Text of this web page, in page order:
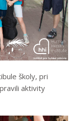
školy, pri
aktivity